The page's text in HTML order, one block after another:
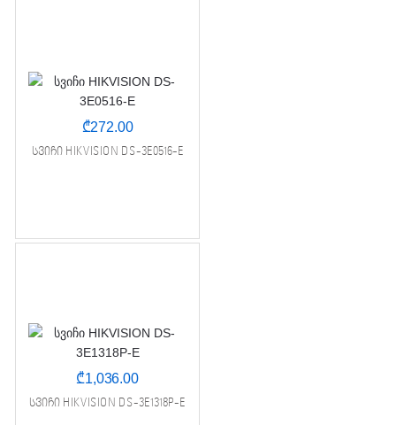
₾272.00
სვიჩი HIKVISION DS-3E0516-E
₾1,036.00
სვიჩი HIKVISION DS-3E1318P-E